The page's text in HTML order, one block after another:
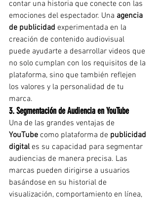
contar una historia que conecte con las
emociones del espectador. Una agencia
de publicidad experimentada en la
creación de contenido audiovisual
puede ayudarte a desarrollar videos que
no solo cumplan con los requisitos de la
plataforma, sino que también reflejen
los valores y la personalidad de tu
marca.
3. Segmentación de Audiencia en YouTube
Una de las grandes ventajas de
YouTube como plataforma de publicidad
digital es su capacidad para segmentar
audiencias de manera precisa. Las
marcas pueden dirigirse a usuarios
basándose en su historial de
visualización, comportamiento en línea,